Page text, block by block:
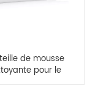
de mousse
pour le
en plastique